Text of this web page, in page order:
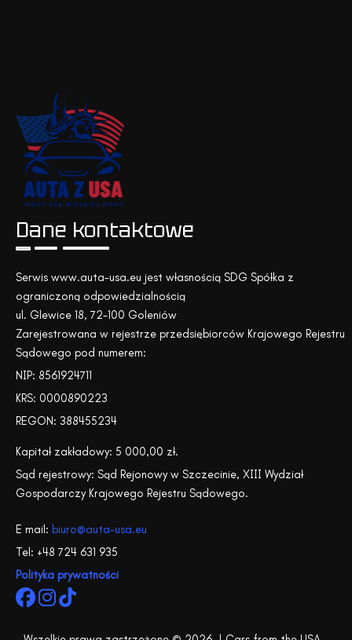
Dane kontaktowe
Serwis www.auta-usa.eu jest własnością SDG Spółka z
ograniczoną odpowiedzialnością
ul. Glewice 18, 72-100 Goleniów
Zarejestrowana w rejestrze przedsiębiorców Krajowego Rejestru
Sądowego pod numerem:
NIP: 8561924711
KRS: 0000890223
REGON: 388455234
Kapitał zakładowy: 5 000,00 zł.
Sąd rejestrowy: Sąd Rejonowy w Szczecinie, XIII Wydział
Gospodarczy Krajowego Rejestru Sądowego.
E mail: biuro@auta-usa.eu
Tel: +48 724 631 935
Polityka prywatności